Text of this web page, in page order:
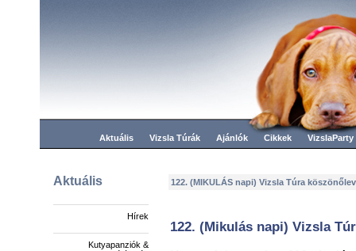
Aktuális Vizsla Túrák Ajánlók Cikkek VizslaParty
Aktuális
Hírek
Kutyapanziók &
122. (MIKULÁS napi) Vizsla Túra
122. (Mikulás napi) Vizsla